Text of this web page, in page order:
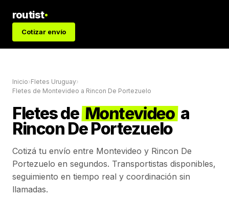
routist
Cotizar envío
Inicio›Fletes Uruguay›
Fletes de Montevideo a Rincon De Portezuelo
Fletes de Montevideo a
Rincon De Portezuelo
Cotizá tu envío entre Montevideo y Rincon De
Portezuelo en segundos. Transportistas disponibles,
seguimiento en tiempo real y coordinación sin
llamadas.